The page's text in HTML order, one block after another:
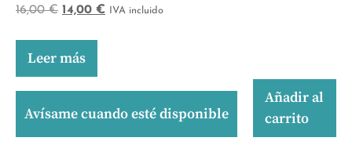
16,00€ 14,00 € IVA incluido
Leer más
Avísame cuando esté disponible
Añadir al
carrito